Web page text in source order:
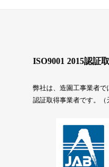
ISO9001 2015認証
弊社は、造園工事業者で
認証取得事業者です。（